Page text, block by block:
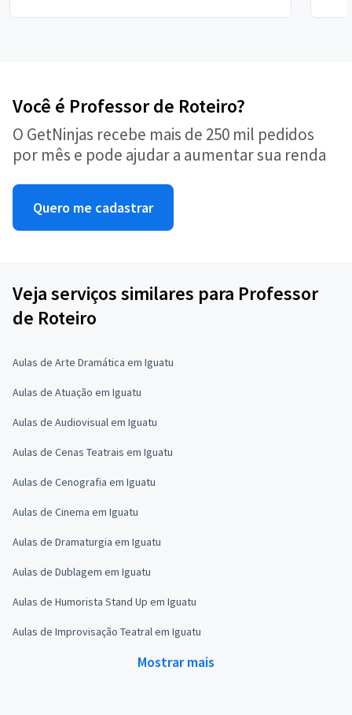
Você é Professor de Roteiro?
O GetNinjas recebe mais de 250 mil pedidos
por mês e pode ajudar a aumentar sua renda
Quero me cadastrar
Veja serviços similares para Professor
de Roteiro
Aulas de Arte Dramática em Iguatu
Aulas de Atuação em Iguatu
Aulas de Audiovisual em Iguatu
Aulas de Cenas Teatrais em Iguatu
Aulas de Cenografia em Iguatu
Aulas de Cinema em Iguatu
Aulas de Dramaturgia em Iguatu
Aulas de Dublagem em Iguatu
Aulas de Humorista Stand Up em Iguatu
Aulas de Improvisação Teatral em Iguatu
Mostrar mais